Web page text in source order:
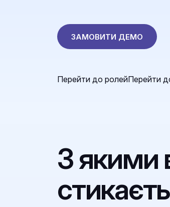
ЗАМОВИТИ ДЕМО
Перейти до ролейПерейти
З якими